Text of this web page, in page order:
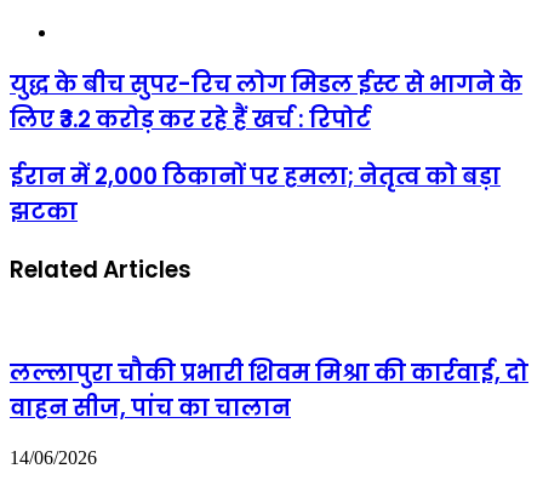
युद्ध
के
बीच
रिच
लोग
मिडल
ईस्ट
भागने
करोड़
कर
रहे
हैं
खर्च
:
युद्ध के बीच सुपर-रिच लोग मिडल ईस्ट से भागने के
लिए ₹3.2 करोड़ कर रहे हैं खर्च : रिपोर्ट
ईरान
में
2,000
पर
हमला;
झटका
ईरान में 2,000 ठिकानों पर हमला; नेतृत्व को बड़ा
झटका
Related Articles
लल्लापुरा चौकी प्रभारी शिवम मिश्रा की कार्रवाई, दो
वाहन सीज, पांच का चालान
14/06/2026